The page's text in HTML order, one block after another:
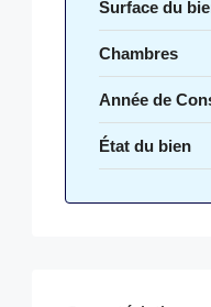
Surface du
Chambres
Année de
État du bien